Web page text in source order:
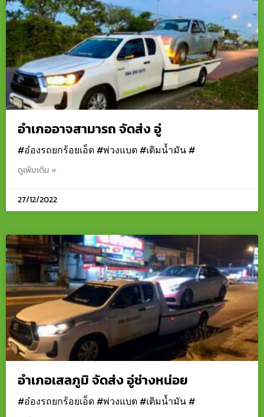
อำเภออาจสามารถ จัดส่ง อู่
#อ๋องรถยกร้อยเอ็ด #พ่วงแบต #เติมน้ำมัน #
ดูเพิ่มเติม »
27/12/2022
อำเภอเสลภูมิ จัดส่ง อู่ช่างหน่อย
#อ๋องรถยกร้อยเอ็ด #พ่วงแบต #เติมน้ำมัน #